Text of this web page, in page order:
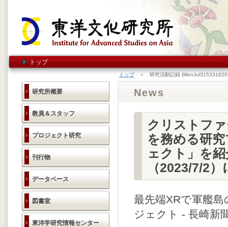
トップ
研究所概要
教員＆スタッフ
プロジェクト研究
刊行物
データベース
図書室
東洋学研究情報センター
トップ＞ 研究活動記録
News
クリストフ
を務める研
ェクト」を
（2023/7/2
最先端XRで軍艦
ジェクト - 長崎新